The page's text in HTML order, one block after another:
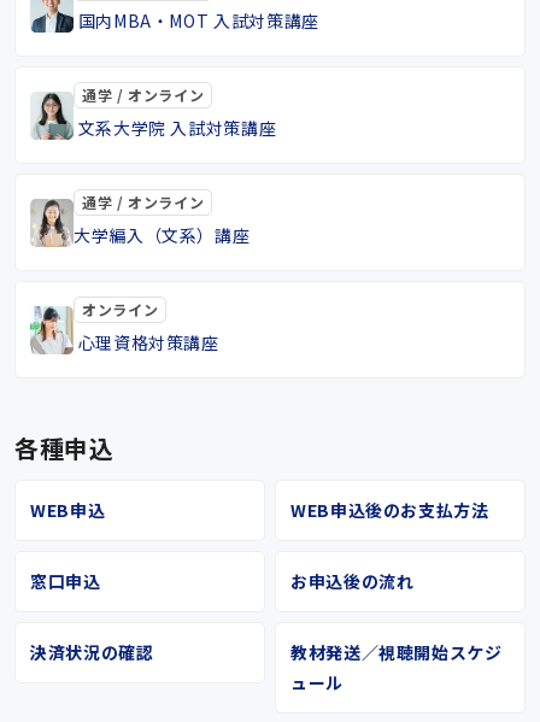
国内MBA・MOT 入試対策講座
通学 / オンライン
文系大学院 入試対策講座
通学 / オンライン
大学編入（文系）講座
オンライン
心理資格対策講座
各種申込
WEB申込 WEB申込後のお支払方法
窓口申込 お申込後の流れ
決済状況の確認
教材発送／視聴開始スケジ
ュール